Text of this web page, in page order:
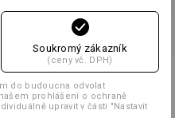
Soukromý zákazník
(ceny vč. DPH)
do budoucna odvolat
prohlášení o ochraně
upravit v části "Nastavit